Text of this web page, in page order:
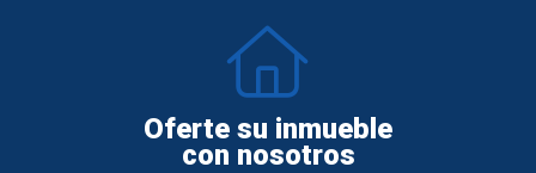
Oferte su inmueble
con nosotros